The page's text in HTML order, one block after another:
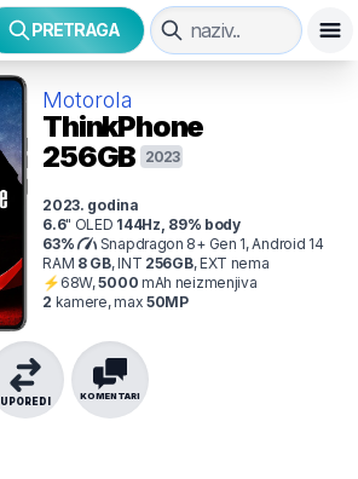
PRETRAGA
Motorola
ThinkPhone
256GB 2023
2023. godina
6.6" OLED 144Hz, 89% body
63%
Snapdragon 8+ Gen 1, Android 14
RAM 8GB,INT 256GB,EXT nema
⚡ 68W,5000 mAh neizmenjiva
2 kamere, max 50MP
KOMENTARI
UPOREDI